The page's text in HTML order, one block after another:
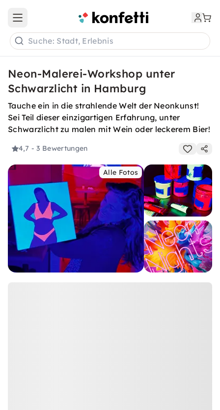
Open main menu
Suche: Stadt, Erlebnis
Neon-Malerei-Workshop unter
Schwarzlicht in Hamburg
Tauche ein in die strahlende Welt der Neonkunst!
Sei Teil dieser einzigartigen Erfahrung, unter
Schwarzlicht zu malen mit Wein oder leckerem Bier!
4,7 - 3 Bewertungen
Alle Fotos